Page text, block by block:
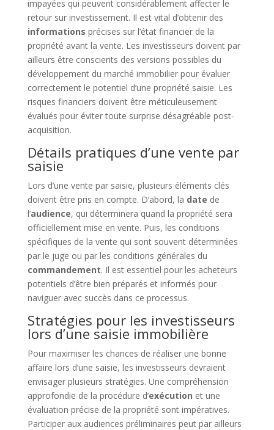
impayées qui peuvent considérablement affecter le
retour sur investissement. Il est vital d’obtenir des
informations précises sur l’état financier de la
propriété avant la vente. Les investisseurs doivent par
ailleurs être conscients des versions possibles du
développement du marché immobilier pour évaluer
correctement le potentiel d’une propriété saisie. Les
risques financiers doivent être méticuleusement
évalués pour éviter toute surprise désagréable post-
acquisition.
Détails pratiques d’une vente par
saisie
Lors d’une vente par saisie, plusieurs éléments clés
doivent être pris en compte. D’abord, la date de
l’audience, qui déterminera quand la propriété sera
officiellement mise en vente. Puis, les conditions
spécifiques de la vente qui sont souvent déterminées
par le juge ou par les conditions générales du
commandement. Il est essentiel pour les acheteurs
potentiels d’être bien préparés et informés pour
naviguer avec succès dans ce processus.
Stratégies pour les investisseurs
lors d’une saisie immobilière
Pour maximiser les chances de réaliser une bonne
affaire lors d’une saisie, les investisseurs devraient
envisager plusieurs stratégies. Une compréhension
approfondie de la procédure d’exécution et une
évaluation précise de la propriété sont impératives.
Participer aux audiences préliminaires peut par ailleurs